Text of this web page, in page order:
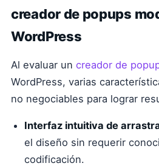
creador de popups
WordPress
Al evaluar un creador de
WordPress, varias
no negociables para lograr
Interfaz intuitiva de
el diseño sin requerir
codificación.